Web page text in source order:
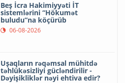
Beş İcra Hakimiyyəti İT
sistemlərini “Hökumət
buludu”na köçürüb
06-08-2026
Uşaqların rəqəmsal mühitdə
təhlükəsizliyi gücləndirilir -
Dəyişikliklər nəyi ehtiva edir?